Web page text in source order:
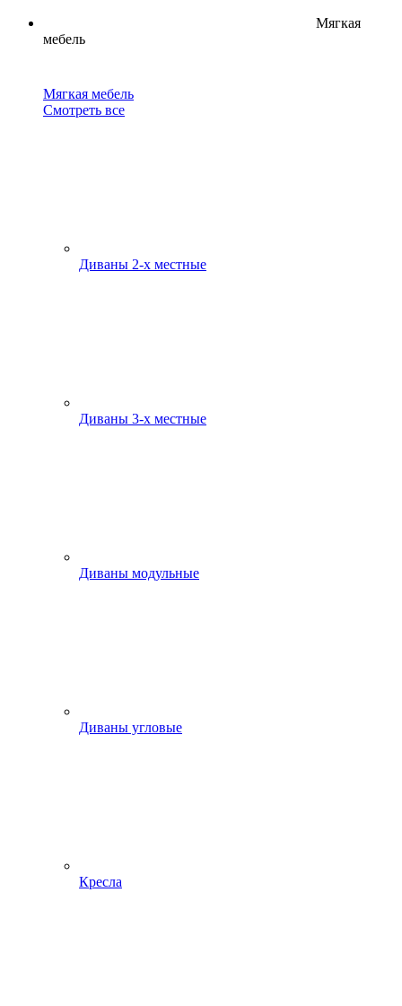
Мягкая
мебель
Мягкая мебель
Смотреть все
Диваны 2-х местные
Диваны 3-х местные
Диваны модульные
Диваны угловые
Кресла